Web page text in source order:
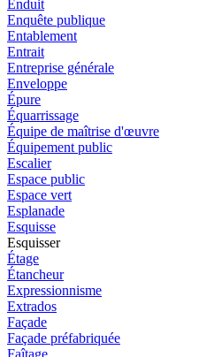
Enduit
Enquête publique
Entablement
Entrait
Entreprise générale
Enveloppe
Épure
Équarrissage
Équipe de maîtrise d'œuvre
Équipement public
Escalier
Espace public
Espace vert
Esplanade
Esquisse
Esquisser
Étage
Étancheur
Expressionnisme
Extrados
Façade
Façade préfabriquée